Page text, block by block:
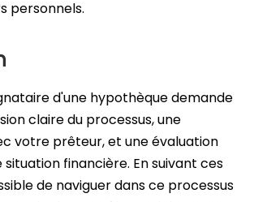
personnels.
d'une hypothèque demande
claire du processus, une
votre prêteur, et une évaluation
financière. En suivant ces
de naviguer dans ce processus